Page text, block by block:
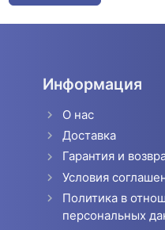
Информация
О нас
Доставка
Гарантия и
Условия
Политика в
персональных